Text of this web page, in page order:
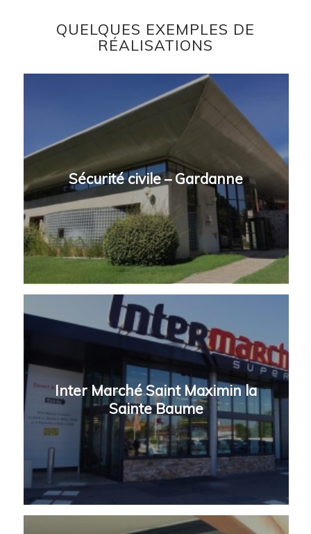
QUELQUES EXEMPLES DE
RÉALISATIONS
Sécurité civile – Gardanne
Inter Marché Saint Maximin la
Sainte Baume